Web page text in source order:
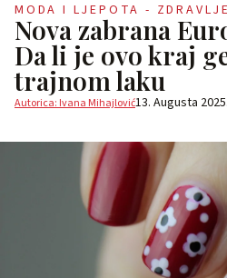
MODA I LJEPOTA -
Nova zabrana
Da li je ovo kraj
trajnom laku
Autorica: Ivana Mihajlović13. Augusta 2025.